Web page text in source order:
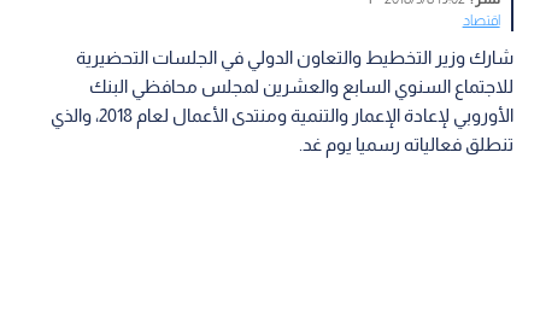
اقتصاد
شارك وزير التخطيط والتعاون الدولي في الجلسات التحضيرية
للاجتماع السنوي السابع والعشرين لمجلس محافظي البنك
الأوروبي لإعادة الإعمار والتنمية ومنتدى الأعمال لعام 2018، والذي
تنطلق فعالياته رسميا يوم غد.